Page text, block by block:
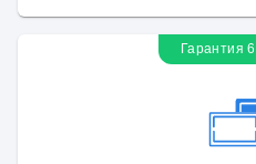
Гарантия